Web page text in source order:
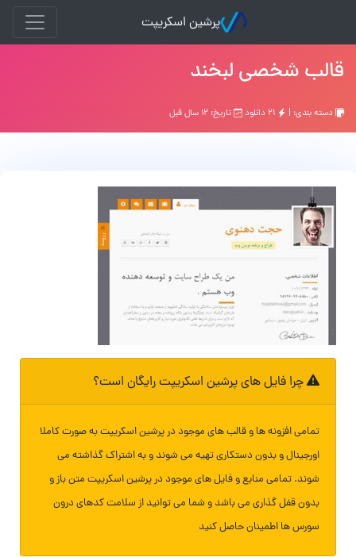
پرشین اسکریپت
قالب شخصی لبخند
دسته بندی: | تاریخ: ۱۲ سال قبل
چرا فایل های پرشین اسکریپت رایگان است؟
تمامی افزونه ها و قالب های موجود در پرشین اسکریپت به صورت کاملا
اورجینال و بدون دستکاری تهیه می شوند و به اشتراک گذاشته می
شوند. تمامی منابع و فایل های موجود در پرشین اسکریپت متن باز و
بدون قفل گذاری می باشد و شما می توانید از سلامت کدهای درون
سورس ها اطمینان حاصل کنید